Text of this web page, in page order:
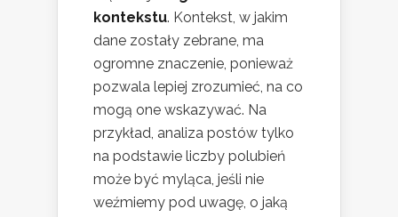
kontekstu. Kontekst, w jakim
dane zostały zebrane, ma
ogromne znaczenie, ponieważ
pozwala lepiej zrozumieć, na co
mogą one wskazywać. Na
przykład, analiza postów tylko
na podstawie liczby polubień
może być myląca, jeśli nie
weźmiemy pod uwagę, o jaką